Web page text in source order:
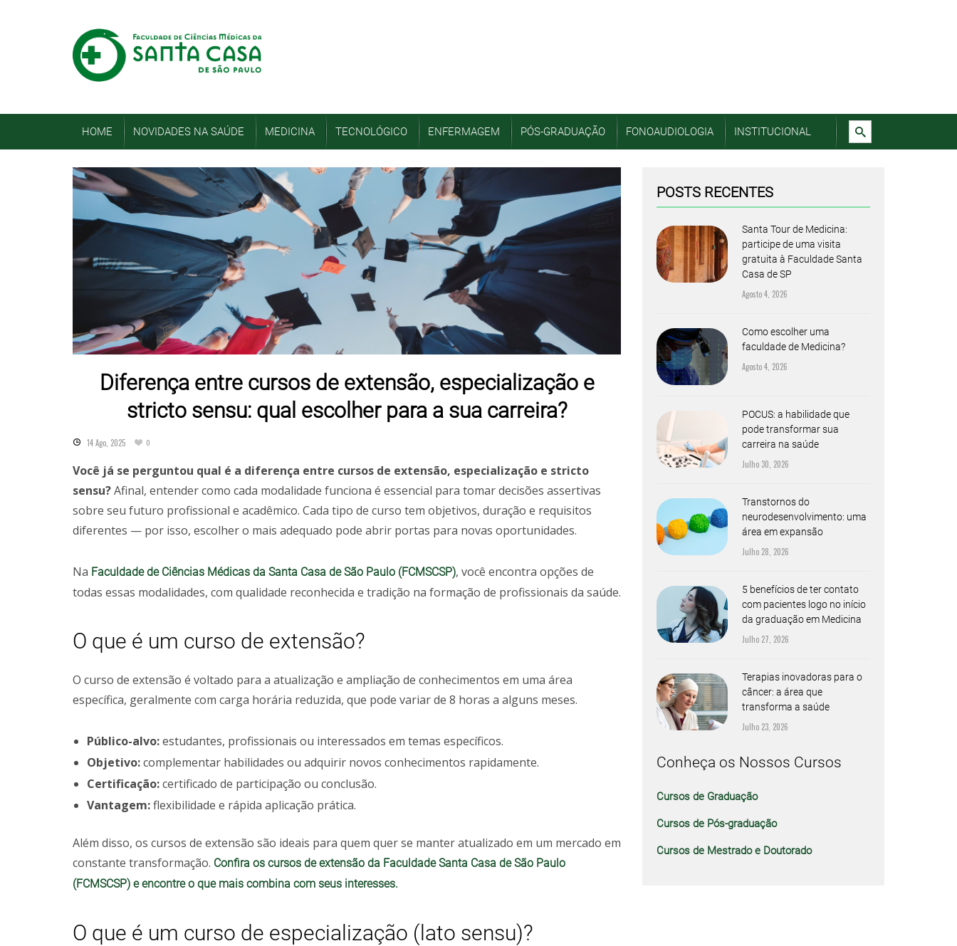
HOME NOVIDADES NA SAÚDE MEDICINA TECNOLÓGICO ENFERMAGEM PÓS-GRADUAÇÃO FONOAUDIOLOGIA INSTITUCIONAL
Diferença entre cursos de extensão, especialização e
stricto sensu: qual escolher para a sua carreira?
14 Ago, 2025 0
Você já se perguntou qual é a diferença entre cursos de extensão, especialização e stricto
sensu?Afinal, entender como cada modalidade funciona é essencial para tomar decisões assertivas
sobre seu futuro profissional e acadêmico. Cada tipo de curso tem objetivos, duração e requisitos
diferentes — por isso, escolher o mais adequado pode abrir portas para novas oportunidades.
Na Faculdade de Ciências Médicas da Santa Casa de São Paulo (FCMSCSP), você encontra opções de
todas essas modalidades, com qualidade reconhecida e tradição na formação de profissionais da saúde.
O que é um curso de extensão?
O curso de extensão é voltado para a atualização e ampliação de conhecimentos em uma área
específica, geralmente com carga horária reduzida, que pode variar de 8 horas a alguns meses.
Público-alvo:estudantes, profissionais ou interessados em temas específicos.
Objetivo:complementar habilidades ou adquirir novos conhecimentos rapidamente.
Certificação:certificado de participação ou conclusão.
Vantagem:flexibilidade e rápida aplicação prática.
Além disso, os cursos de extensão são ideais para quem quer se manter atualizado em um mercado em
constante transformação. Confira os cursos de extensão da Faculdade Santa Casa de São Paulo
(FCMSCSP) e encontre o que mais combina com seus interesses.
O que é um curso de especialização (lato sensu)?
POSTS RECENTES
Santa Tour de Medicina:
participe de uma visita
gratuita à Faculdade Santa
Casa de SP
Agosto 4, 2026
Como escolher uma
faculdade de Medicina?
Agosto 4, 2026
POCUS: a habilidade que
pode transformar sua
carreira na saúde
Julho 30, 2026
Transtornos do
neurodesenvolvimento: uma
área em expansão
Julho 28, 2026
5 benefícios de ter contato
com pacientes logo no início
da graduação em Medicina
Julho 27, 2026
Terapias inovadoras para o
câncer: a área que
transforma a saúde
Julho 23, 2026
Conheça os Nossos Cursos
Cursos de Graduação
Cursos de Pós-graduação
Cursos de Mestrado e Doutorado